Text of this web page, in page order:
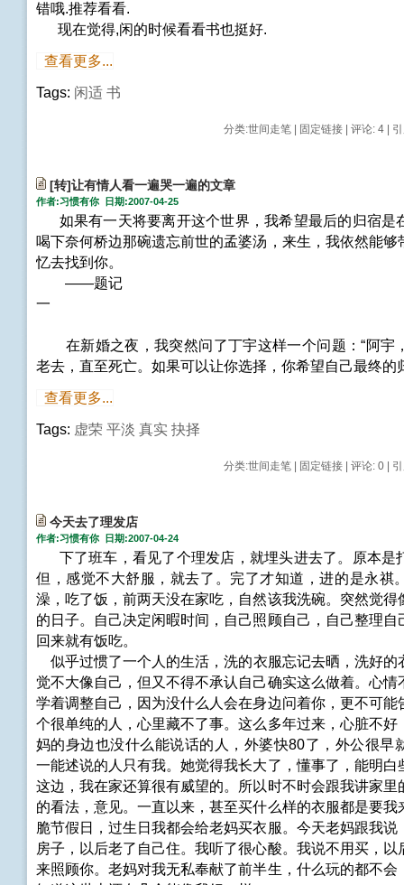
错哦.推荐看看.
现在觉得,闲的时候看看书也挺好.
查看更多...
Tags: 闲适 书
分类:世间走笔 固定链接 评论: 4 |
[转]让有情人看一遍哭一遍的文章
作者:习惯有你 日期:2007-04-25
如果有一天将要离开这个世界，我希望最后的归宿是
喝下奈何桥边那碗遗忘前世的孟婆汤，来生，我依然能够
忆去找到你。
——题记
一
在新婚之夜，我突然问了丁宇这样一个问题：“阿宇
老去，直至死亡。如果可以让你选择，你希望自己最终
查看更多...
Tags: 虚荣 平淡 真实 抉择
分类:世间走笔 固定链接 评论: 0 |
今天去了理发店
作者:习惯有你 日期:2007-04-24
下了班车，看见了个理发店，就埋头进去了。原本是
但，感觉不大舒服，就去了。完了才知道，进的是永祺
澡，吃了饭，前两天没在家吃，自然该我洗碗。突然觉得
的日子。自己决定闲暇时间，自己照顾自己，自己整理自
回来就有饭吃。
似乎过惯了一个人的生活，洗的衣服忘记去晒，洗好的
觉不大像自己，但又不得不承认自己确实这么做着。心情
学着调整自己，因为没什么人会在身边问着你，更不可能
个很单纯的人，心里藏不了事。这么多年过来，心脏不好
妈的身边也没什么能说话的人，外婆快80了，外公很早
一能述说的人只有我。她觉得我长大了，懂事了，能明白
这边，我在家还算很有威望的。所以时不时会跟我讲家里
的看法，意见。一直以来，甚至买什么样的衣服都是要我
脆节假日，过生日我都会给老妈买衣服。今天老妈跟我说
房子，以后老了自己住。我听了很心酸。我说不用买，以
来照顾你。老妈对我无私奉献了前半生，什么玩的都不会